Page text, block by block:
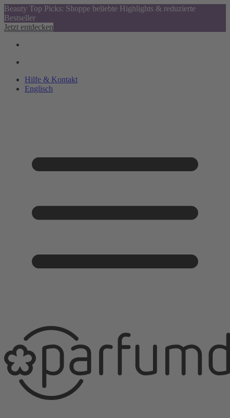
Beauty Top Picks: Shoppe beliebte Highlights & reduzierte
Bestseller
Jetzt entdecken
Hilfe & Kontakt
Englisch